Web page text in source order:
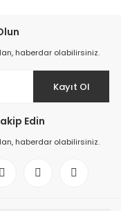
haberdar olabilirsiniz.
Kayıt Ol
Edin
haberdar olabilirsiniz.